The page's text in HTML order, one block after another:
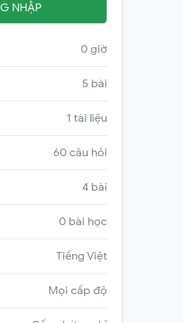
NHẬP
0 giờ
5 bài
1 tài liệu
60 câu hỏi
4 bài
0 bài học
Tiếng Việt
Mọi cấp độ